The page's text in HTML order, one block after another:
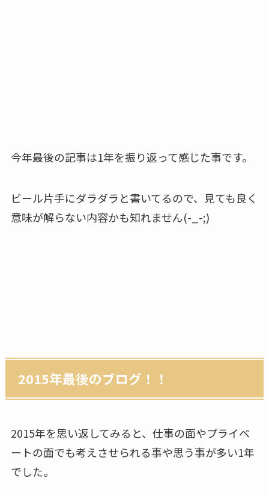
今年最後の記事は1年を振り返って感じた事です。
ビール片手にダラダラと書いてるので、見ても良く
意味が解らない内容かも知れません(-_-;)
2015年最後のブログ！！
2015年を思い返してみると、仕事の面やプライベ
ートの面でも考えさせられる事や思う事が多い1年
でした。